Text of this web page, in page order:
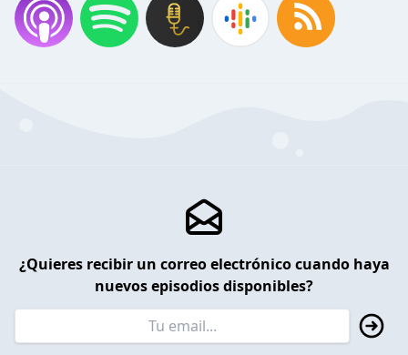
¿Quieres recibir un correo electrónico cuando haya
nuevos episodios disponibles?